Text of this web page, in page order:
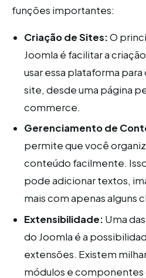
funções importantes:
Criação de Sites:O
Joomla é facilitar a
usar essa plataforma
site, desde uma página
commerce.
Gerenciamento de
permite que você
conteúdo facilmente.
pode adicionar textos,
mais com apenas alguns
Extensibilidade: Uma
do Joomla é a
extensões. Existem
módulos e componentes